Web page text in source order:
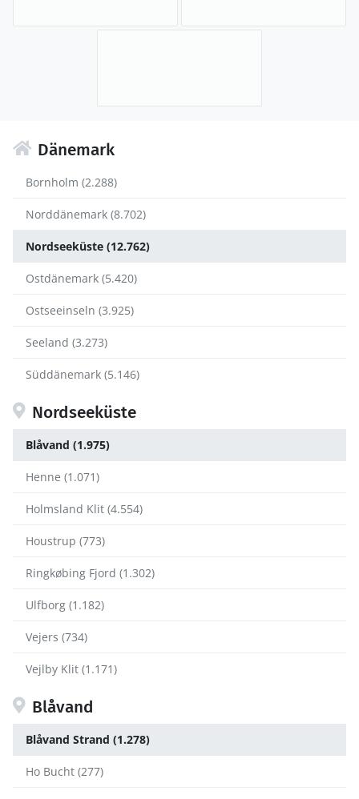
Dänemark
Bornholm (2.288)
Norddänemark (8.702)
Nordseeküste (12.762)
Ostdänemark (5.420)
Ostseeinseln (3.925)
Seeland (3.273)
Süddänemark (5.146)
Nordseeküste
Blåvand (1.975)
Henne (1.071)
Holmsland Klit (4.554)
Houstrup (773)
Ringkøbing Fjord (1.302)
Ulfborg (1.182)
Vejers (734)
Vejlby Klit (1.171)
Blåvand
Blåvand Strand (1.278)
Ho Bucht (277)